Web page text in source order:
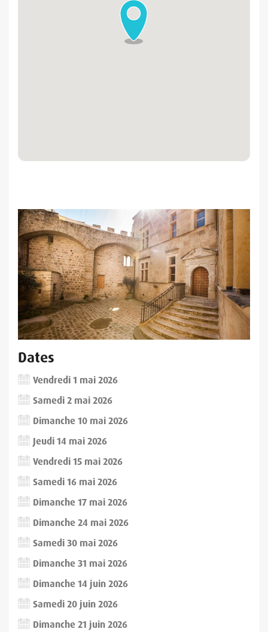
Dates
Vendredi 1 mai 2026
Samedi 2 mai 2026
Dimanche 10 mai 2026
Jeudi 14 mai 2026
Vendredi 15 mai 2026
Samedi 16 mai 2026
Dimanche 17 mai 2026
Dimanche 24 mai 2026
Samedi 30 mai 2026
Dimanche 31 mai 2026
Dimanche 14 juin 2026
Samedi 20 juin 2026
Dimanche 21 juin 2026